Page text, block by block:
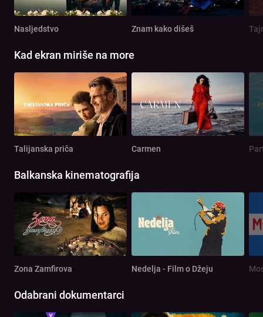
Nasljedstvo Znam kako dišeš
Kad ekran miriše na more
Talijanska priča Carmen
Balkanska kinematografija
Zona Zamfirova Nedelja - Film o Džeju
Odabrani dokumentarci